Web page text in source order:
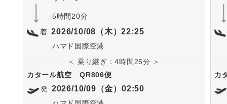
5時間20分
着 2026/10/08（木）22:25
ハマド国際空港
＜ 乗り継ぎ：4時間25分 ＞
カタール航空
QR806便
発 2026/10/09（金）02:50
カ